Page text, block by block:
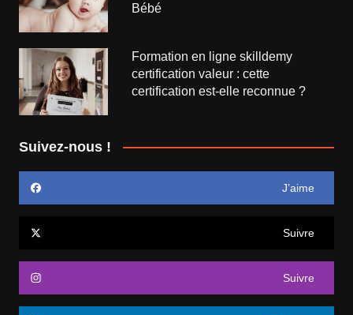
Bébé
Formation en ligne skilldemy
certification valeur : cette
certification est-elle reconnue ?
Suivez-nous !
J’aime
Suivre
Suivre